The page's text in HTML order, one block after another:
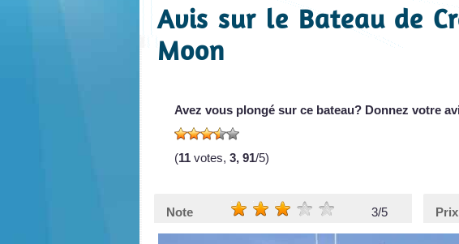
Avis sur le Bateau de
Moon
Avez vous plongé sur ce bateau? Donnez votre
(11 votes, 3, 91/5)
Note 3/5 Prix